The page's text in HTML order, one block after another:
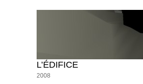
L’ÉDIFICE
2008